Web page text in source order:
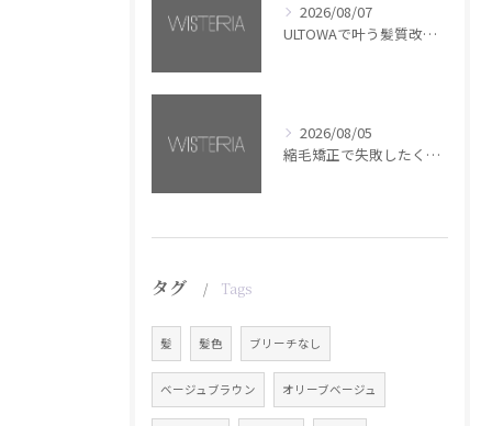
2026/08/07
ULTOWAで叶う髪質改善美髪カラー【銀座・美容室WISTERIA】
2026/08/05
縮毛矯正で失敗したくない方へ【銀座・美容室WISTERIA】
タグ Tags
髪 髪色 ブリーチなし
ベージュブラウン オリーブベージュ